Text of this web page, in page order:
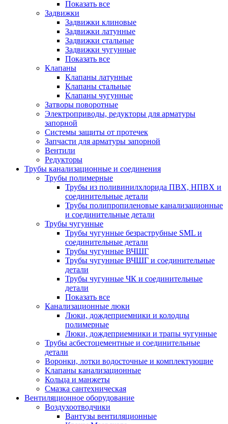
Показать все
Задвижки
Задвижки клиновые
Задвижки латунные
Задвижки стальные
Задвижки чугунные
Показать все
Клапаны
Клапаны латунные
Клапаны стальные
Клапаны чугунные
Затворы поворотные
Электроприводы, редукторы для арматуры
запорной
Системы защиты от протечек
Запчасти для арматуры запорной
Вентили
Редукторы
Трубы канализационные и соединения
Трубы полимерные
Трубы из поливинилхлорида ПВХ, НПВХ и
соединительные детали
Трубы полипропиленовые канализационные
и соединительные детали
Трубы чугунные
Трубы чугунные безраструбные SML и
соединительные детали
Трубы чугунные ВЧШГ
Трубы чугунные ВЧШГ и соединительные
детали
Трубы чугунные ЧК и соединительные
детали
Показать все
Канализационные люки
Люки, дождеприемники и колодцы
полимерные
Люки, дождеприемники и трапы чугунные
Трубы асбестоцементные и соединительные
детали
Воронки, лотки водосточные и комплектующие
Клапаны канализационные
Кольца и манжеты
Смазка сантехническая
Вентиляционное оборудование
Воздухоотводчики
Вантузы вентиляционные